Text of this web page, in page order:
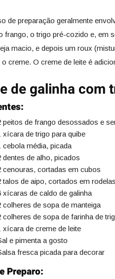
de preparação geralmente
frango, o trigo pré-cozido e, em
macio, e depois um roux
creme. O creme de leite é
de galinha com
peitos de frango desossados e
xícara de trigo para quibe
cebola média, picada
dentes de alho, picados
cenouras, cortadas em cubos
talos de aipo, cortados em rodelas
xícaras de caldo de galinha
colheres de sopa de manteiga
colheres de sopa de farinha de
xícara de creme de leite
e pimenta a gosto
fresca picada para decorar
Preparo: